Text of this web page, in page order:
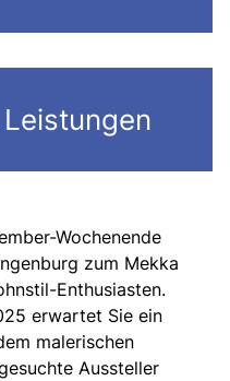
Wochenende
zum Mekka
Enthusiasten.
erwartet Sie ein
malerischen
Aussteller